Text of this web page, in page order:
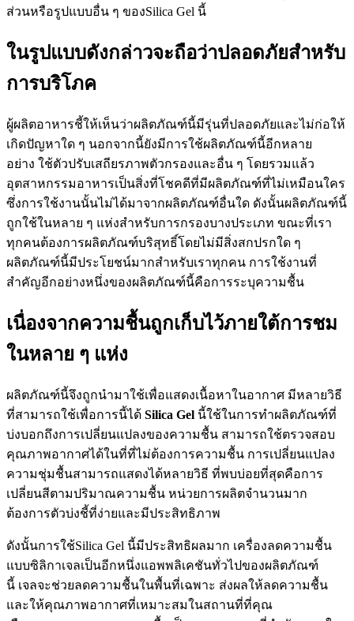
ส่วนหรือรูปแบบอื่น ๆ ของSilica Gel นี้
ในรูปแบบดังกล่าวจะถือว่าปลอดภัยสำหรับ
การบริโภค
ผู้ผลิตอาหารชี้ให้เห็นว่าผลิตภัณฑ์นี้มีรุ่นที่ปลอดภัยและไม่ก่อให้
เกิดปัญหาใด ๆ นอกจากนี้ยังมีการใช้ผลิตภัณฑ์นี้อีกหลาย
อย่าง ใช้ตัวปรับเสถียรภาพตัวกรองและอื่น ๆ โดยรวมแล้ว
อุตสาหกรรมอาหารเป็นสิ่งที่โชคดีที่มีผลิตภัณฑ์ที่ไม่เหมือนใคร
ซึ่งการใช้งานนั้นไม่ได้มาจากผลิตภัณฑ์อื่นใด ดังนั้นผลิตภัณฑ์นี้
ถูกใช้ในหลาย ๆ แห่งสำหรับการกรองบางประเภท ขณะที่เรา
ทุกคนต้องการผลิตภัณฑ์บริสุทธิ์โดยไม่มีสิ่งสกปรกใด ๆ
ผลิตภัณฑ์นี้มีประโยชน์มากสำหรับเราทุกคน การใช้งานที่
สำคัญอีกอย่างหนึ่งของผลิตภัณฑ์นี้คือการระบุความชื้น
เนื่องจากความชื้นถูกเก็บไว้ภายใต้การชม
ในหลาย ๆ แห่ง
ผลิตภัณฑ์นี้จึงถูกนำมาใช้เพื่อแสดงเนื้อหาในอากาศ มีหลายวิธี
ที่สามารถใช้เพื่อการนี้ได้ Silica Gel นี้ใช้ในการทำผลิตภัณฑ์ที่
บ่งบอกถึงการเปลี่ยนแปลงของความชื้น สามารถใช้ตรวจสอบ
คุณภาพอากาศได้ในที่ที่ไม่ต้องการความชื้น การเปลี่ยนแปลง
ความชุ่มชื้นสามารถแสดงได้หลายวิธี ที่พบบ่อยที่สุดคือการ
เปลี่ยนสีตามปริมาณความชื้น หน่วยการผลิตจำนวนมาก
ต้องการตัวบ่งชี้ที่ง่ายและมีประสิทธิภาพ
ดังนั้นการใช้Silica Gel นี้มีประสิทธิผลมาก เครื่องลดความชื้น
แบบซิลิกาเจลเป็นอีกหนึ่งแอพพลิเคชันทั่วไปของผลิตภัณฑ์
นี้ เจลจะช่วยลดความชื้นในพื้นที่เฉพาะ ส่งผลให้ลดความชื้น
และให้คุณภาพอากาศที่เหมาะสมในสถานที่ที่คุณ